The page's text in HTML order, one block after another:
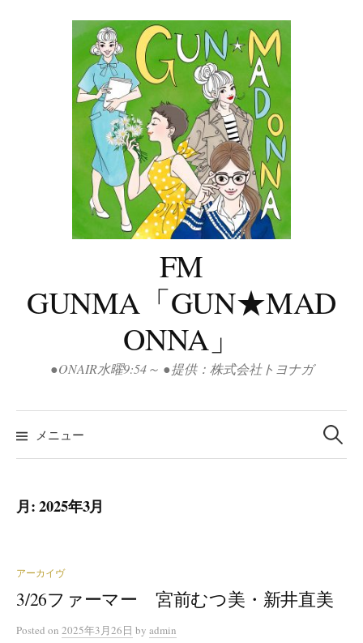
FM
GUNMA「GUN★MAD
ONNA」
●ONAIR水曜9:54～ ●提供：株式会社トヨナガ
メニュー
検
索:
月:2025年3月
アーカイヴ
3/26ファーマー 宮前むつ美・新井直美
Posted on 2025年3月26日 by admin